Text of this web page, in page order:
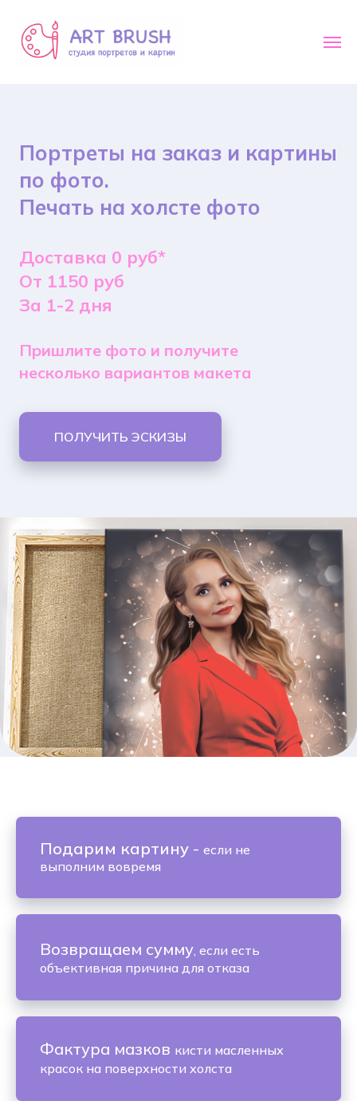
Портреты на заказ и картины
по фото.
Печать на холсте фото
Доставка 0 руб*
От 1150 руб
За 1-2 дня
Пришлите фото и получите
несколько вариантов макета
ПОЛУЧИТЬ ЭСКИЗЫ
Подарим картину - если не
выполним вовремя
Возвращаем сумму, если есть
объективная причина для отказа
Фактура мазков кисти масленных
красок на поверхности холста